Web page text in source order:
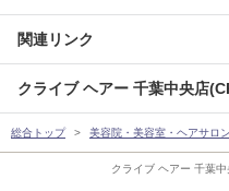
クライブ ヘアー 千葉
関連リンク
クライブ ヘアー 千葉中央店
総合トップ 美容院・美容室・ヘアサロ